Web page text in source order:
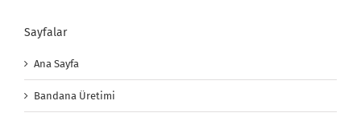
Sayfalar
Ana Sayfa
Bandana Üretimi